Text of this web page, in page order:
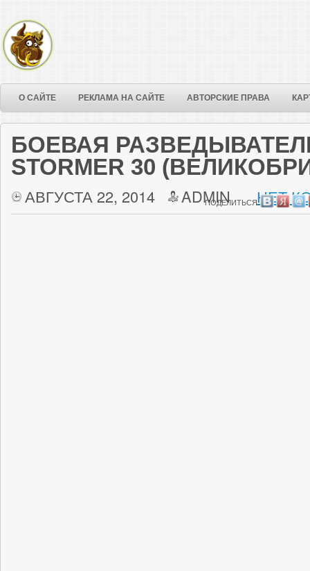
О САЙТЕ РЕКЛАМА НА САЙТЕ АВТОРСКИЕ ПРАВА
БОЕВАЯ
STORMER 30
АВГУСТА 22, 2014 ADMIN НЕТ
ПОДЕЛИТЬСЯ: